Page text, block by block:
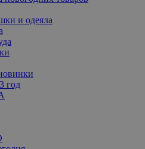
и одеяла
год